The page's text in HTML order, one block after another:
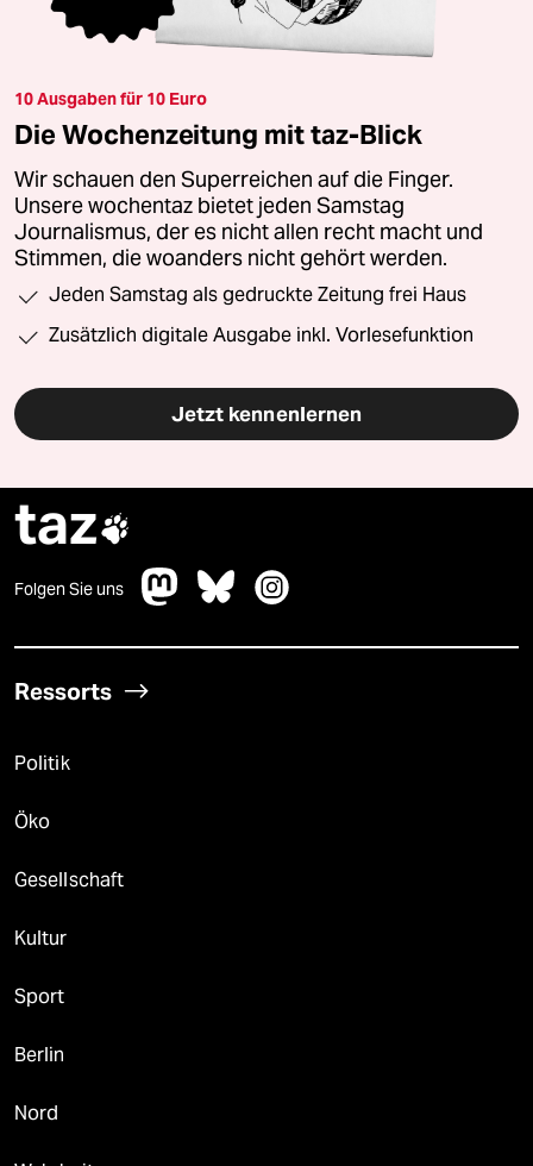
10 Ausgaben für 10 Euro
Die Wochenzeitung mit taz-Blick
Wir schauen den Superreichen auf die Finger.
Unsere wochentaz bietet jeden Samstag
Journalismus, der es nicht allen recht macht und
Stimmen, die woanders nicht gehört werden.
Jeden Samstag als gedruckte Zeitung frei Haus
Zusätzlich digitale Ausgabe inkl. Vorlesefunktion
Jetzt kennenlernen
taz
Folgen Sie uns
Ressorts
Politik
Öko
Gesellschaft
Kultur
Sport
Berlin
Nord